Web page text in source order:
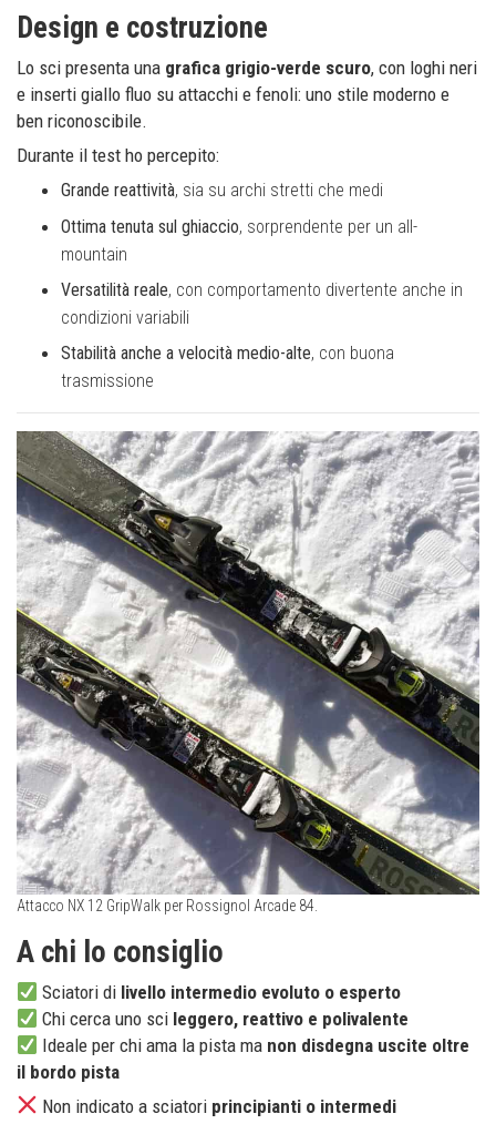
Design e costruzione
Lo sci presenta una grafica grigio-verde scuro, con loghi neri
e inserti giallo fluo su attacchi e fenoli: uno stile moderno e
ben riconoscibile.
Durante il test ho percepito:
Grande reattività, sia su archi stretti che medi
Ottima tenuta sul ghiaccio, sorprendente per un all-
mountain
Versatilità reale, con comportamento divertente anche in
condizioni variabili
Stabilità anche a velocità medio-alte, con buona
trasmissione
Attacco NX 12 GripWalk per Rossignol Arcade 84.
A chi lo consiglio
Sciatori di livello intermedio evoluto o esperto
Chi cerca uno sci leggero, reattivo e polivalente
Ideale per chi ama la pista ma non disdegna uscite oltre
il bordo pista
Non indicato a sciatori principianti o intermedi